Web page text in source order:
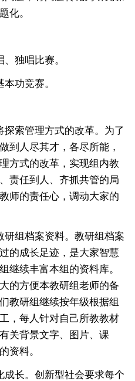
化。
独唱比赛。
功竞赛。
索管理方式的改革。为了
到人尽其才，各尽所能，
方式的改革，实现组内教
责任到人、齐抓共管的局
师的责任心，调动大家的
组档案资料。教研组档案
的成长足迹，是大家智慧
继续丰富本组的资料库。
的方便本教研组老师的备
教研组继续按年级根据组
，每人针对自己所教教材
关背景文字、图片、课
资料。
长。创新型社会要求每个